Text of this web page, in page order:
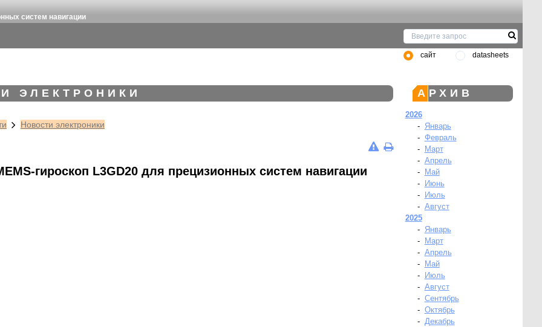
систем навигации
сайт datasheets
ЭЛЕКТРОНИКИ
Новости электроники
гироскоп L3GD20 для прецизионных систем навигации
АРХИВ
2026
-
Январь
- Февраль
-
Март
- Апрель
-
Май
-
Июнь
-
Июль
- Август
2025
-
Январь
-
Март
- Апрель
-
Май
-
Июль
- Август
- Сентябрь
- Октябрь
- Декабрь